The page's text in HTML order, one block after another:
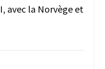
avec la Norvège et